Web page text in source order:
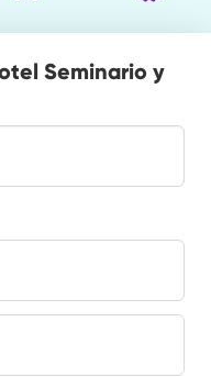
Seminario y